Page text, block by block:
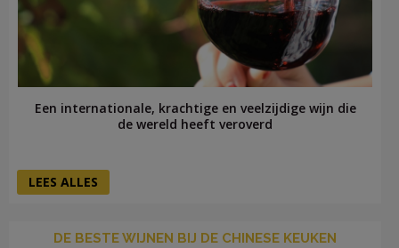
Een internationale, krachtige en veelzijdige wijn die
de wereld heeft veroverd
LEES ALLES
DE BESTE WIJNEN BIJ DE CHINESE KEUKEN